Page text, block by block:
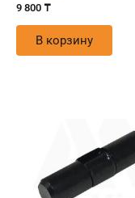
9 800 ₸
В корзину